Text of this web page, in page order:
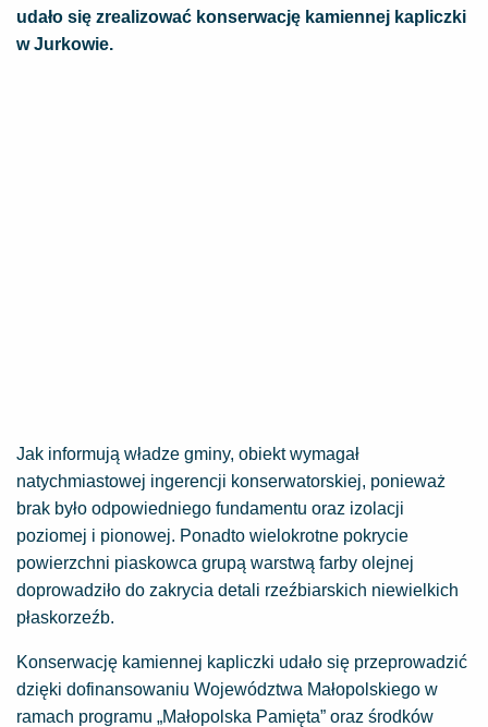
udało się zrealizować konserwację kamiennej kapliczki
w Jurkowie.
Jak informują władze gminy, obiekt wymagał
natychmiastowej ingerencji konserwatorskiej, ponieważ
brak było odpowiedniego fundamentu oraz izolacji
poziomej i pionowej. Ponadto wielokrotne pokrycie
powierzchni piaskowca grupą warstwą farby olejnej
doprowadziło do zakrycia detali rzeźbiarskich niewielkich
płaskorzeźb.
Konserwację kamiennej kapliczki udało się przeprowadzić
dzięki dofinansowaniu Województwa Małopolskiego w
ramach programu „Małopolska Pamięta” oraz środków